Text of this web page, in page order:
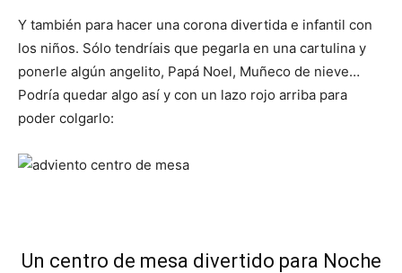
Y también para hacer una corona divertida e infantil con
los niños. Sólo tendríais que pegarla en una cartulina y
ponerle algún angelito, Papá Noel, Muñeco de nieve…
Podría quedar algo así y con un lazo rojo arriba para
poder colgarlo:
Un centro de mesa divertido para Noche